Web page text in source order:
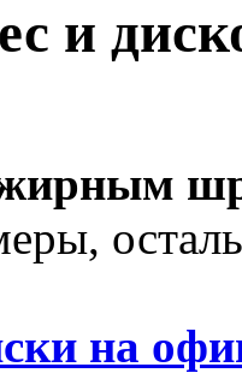
и
на